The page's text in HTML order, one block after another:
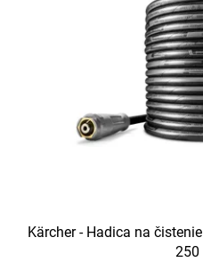
Kärcher - Hadica na
250